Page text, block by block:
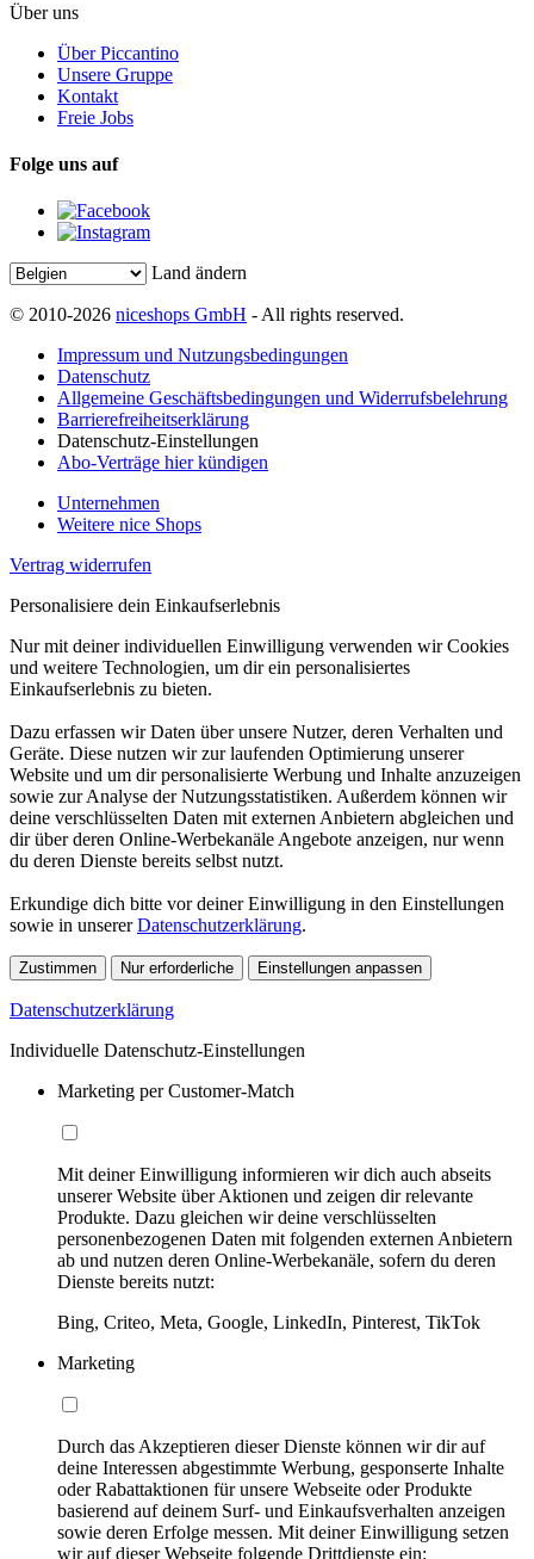
Über uns
Über Piccantino
Unsere Gruppe
Kontakt
Freie Jobs
Folge uns auf
Land ändern
© 2010-2026 niceshops GmbH - All rights reserved.
Impressum und Nutzungsbedingungen
Datenschutz
Allgemeine Geschäftsbedingungen und Widerrufsbelehrung
Barrierefreiheitserklärung
Datenschutz-Einstellungen
Abo-Verträge hier kündigen
Unternehmen
Weitere nice Shops
Vertrag widerrufen
Personalisiere dein Einkaufserlebnis
Nur mit deiner individuellen Einwilligung verwenden wir Cookies
und weitere Technologien, um dir ein personalisiertes
Einkaufserlebnis zu bieten.
Dazu erfassen wir Daten über unsere Nutzer, deren Verhalten und
Geräte. Diese nutzen wir zur laufenden Optimierung unserer
Website und um dir personalisierte Werbung und Inhalte anzuzeigen
sowie zur Analyse der Nutzungsstatistiken. Außerdem können wir
deine verschlüsselten Daten mit externen Anbietern abgleichen und
dir über deren Online-Werbekanäle Angebote anzeigen, nur wenn
du deren Dienste bereits selbst nutzt.
Erkundige dich bitte vor deiner Einwilligung in den Einstellungen
sowie in unsererDatenschutzerklärung.
Zustimmen Nur erforderliche Einstellungen anpassen
Datenschutzerklärung
Individuelle Datenschutz-Einstellungen
Marketing per Customer-Match
Mit deiner Einwilligung informieren wir dich auch abseits
unserer Website über Aktionen und zeigen dir relevante
Produkte. Dazu gleichen wir deine verschlüsselten
personenbezogenen Daten mit folgenden externen Anbietern
ab und nutzen deren Online-Werbekanäle, sofern du deren
Dienste bereits nutzt:
Bing, Criteo, Meta, Google, LinkedIn, Pinterest, TikTok
Marketing
Durch das Akzeptieren dieser Dienste können wir dir auf
deine Interessen abgestimmte Werbung, gesponserte Inhalte
oder Rabattaktionen für unsere Webseite oder Produkte
basierend auf deinem Surf- und Einkaufsverhalten anzeigen
sowie deren Erfolge messen. Mit deiner Einwilligung setzen
wir auf dieser Webseite folgende Drittdienste ein: